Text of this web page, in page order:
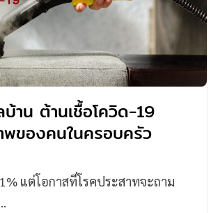
าน ต้านเชื้อโควิด-19
พของคนในครอบครัว
แต่โอกาสที่โรคประสาทจะถาม